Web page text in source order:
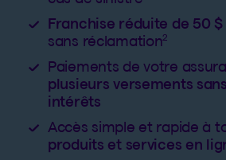
Franchise réduite de 50 $
sans réclamation2
Paiements de votre
plusieurs versements
intérêts
Accès simple et rapide à
produits et services en